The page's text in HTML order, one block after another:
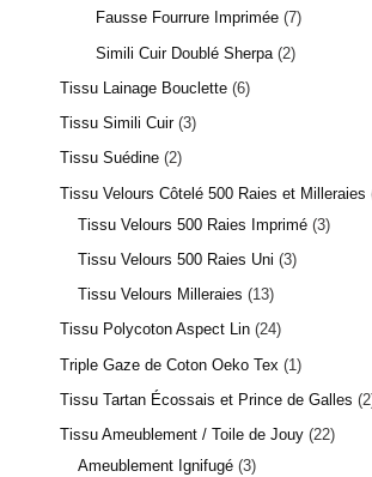
Fausse Fourrure Imprimée 7
Simili Cuir Doublé Sherpa 2
Tissu Lainage Bouclette 6
Tissu Simili Cuir 3
Tissu Suédine 2
Tissu Velours Côtelé 500 Raies et Milleraies
Tissu Velours 500 Raies Imprimé 3
Tissu Velours 500 Raies Uni 3
Tissu Velours Milleraies
13
Tissu Polycoton Aspect Lin 24
Triple Gaze de Coton Oeko Tex
1
Tissu Tartan Écossais et Prince de Galles
2
Tissu Ameublement / Toile de Jouy 22
Ameublement Ignifugé 3